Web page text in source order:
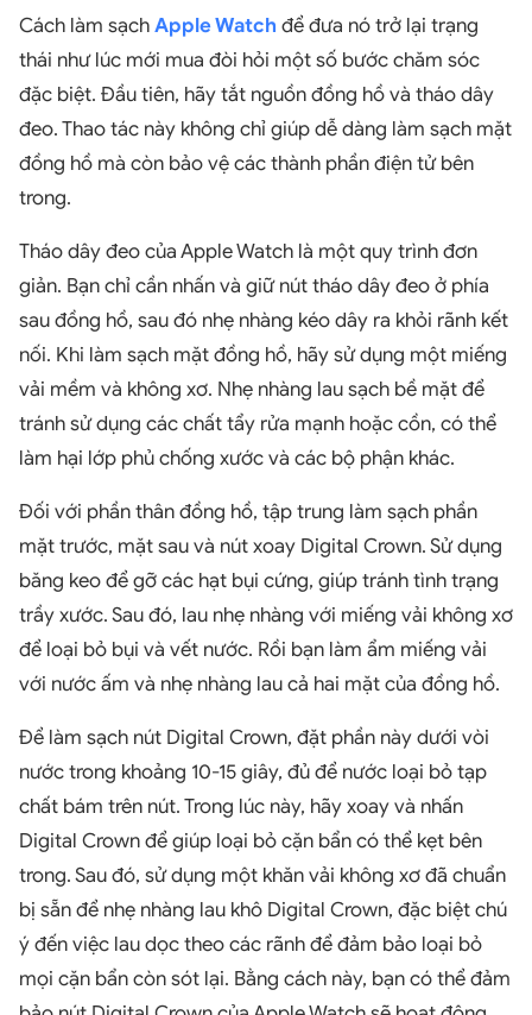
Cách làm sạchApple Watch để đưa nó trở lại trạng
thái như lúc mới mua đòi hỏi một số bước chăm sóc
đặc biệt. Đầu tiên, hãy tắt nguồn đồng hồ và tháo dây
đeo. Thao tác này không chỉ giúp dễ dàng làm sạch mặt
đồng hồ mà còn bảo vệ các thành phần điện tử bên
trong.
Tháo dây đeo của Apple Watch là một quy trình đơn
giản. Bạn chỉ cần nhấn và giữ nút tháo dây đeo ở phía
sau đồng hồ, sau đó nhẹ nhàng kéo dây ra khỏi rãnh kết
nối. Khi làm sạch mặt đồng hồ, hãy sử dụng một miếng
vải mềm và không xơ. Nhẹ nhàng lau sạch bề mặt để
tránh sử dụng các chất tẩy rửa mạnh hoặc cồn, có thể
làm hại lớp phủ chống xước và các bộ phận khác.
Đối với phần thân đồng hồ, tập trung làm sạch phần
mặt trước, mặt sau và nút xoay Digital Crown. Sử dụng
băng keo để gỡ các hạt bụi cứng, giúp tránh tình trạng
trầy xước. Sau đó, lau nhẹ nhàng với miếng vải không xơ
để loại bỏ bụi và vết nước. Rồi bạn làm ẩm miếng vải
với nước ấm và nhẹ nhàng lau cả hai mặt của đồng hồ.
Để làm sạch nút Digital Crown, đặt phần này dưới vòi
nước trong khoảng 10-15 giây, đủ để nước loại bỏ tạp
chất bám trên nút. Trong lúc này, hãy xoay và nhấn
Digital Crown để giúp loại bỏ cặn bẩn có thể kẹt bên
trong. Sau đó, sử dụng một khăn vải không xơ đã chuẩn
bị sẵn để nhẹ nhàng lau khô Digital Crown, đặc biệt chú
ý đến việc lau dọc theo các rãnh để đảm bảo loại bỏ
mọi cặn bẩn còn sót lại. Bằng cách này, bạn có thể đảm